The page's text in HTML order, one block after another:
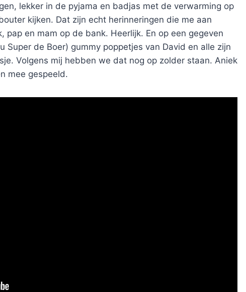
lekker in de pyjama en badjas met de verwarming op
kijken. Dat zijn echt herinneringen die me aan
pap en mam op de bank. Heerlijk. En op een gegeven
Super de Boer) gummy poppetjes van David en alle zijn
Volgens mij hebben we dat nog op zolder staan. Aniek
mee gespeeld.